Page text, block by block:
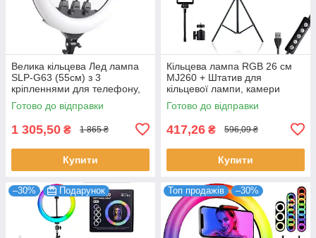
Велика кільцева Лед лампа
SLP-G63 (55см) з 3
кріпленнями для телефону,
Біла / Світлодіодна LED
лампа з пультом
Готово до відправки
1 305,50 ₴ 1 865 ₴
Купити
Кільцева лампа RGB 26 см
MJ260 + Штатив для
кільцевої лампи, камери
0,66-2 м
Готово до відправки
417,26 ₴ 596,09 ₴
Купити
–30% Подарунок Топ продажів –30%